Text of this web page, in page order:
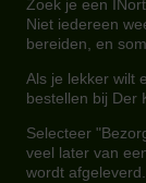
Zoek je een
Niet iedereen
bereiden, en
Als je lekker wilt
bestellen bij Der
Selecteer
veel later van
wordt afgeleverd.